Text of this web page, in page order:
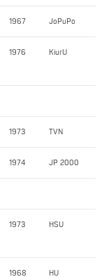
1967 JoPuPo
1976 KiurU
1973 TVN
1974 JP 2000
1973 HSU
1968 HU